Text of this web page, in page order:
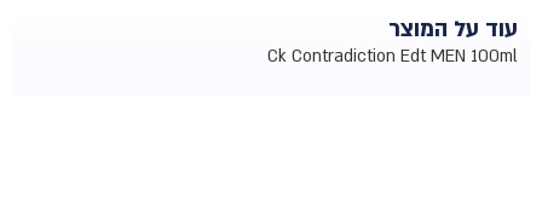
עוד על המוצר
Ck Contradiction Edt MEN 100ml